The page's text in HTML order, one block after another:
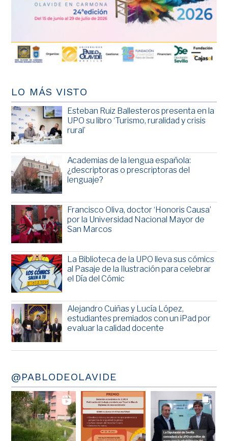
LO MÁS VISTO
Esteban Ruiz Ballesteros presenta en la
UPO su libro ‘Turismo, ruralidad y crisis
rural’
Academias de la lengua española:
¿descriptoras o prescriptoras del
lenguaje?
Francisco Oliva, doctor ‘Honoris Causa’
por la Universidad Nacional Mayor de
San Marcos
La Biblioteca de la UPO lleva sus cómics
al Pasaje de la Ilustración para celebrar
el Día del Cómic
Alejandro Cuiñas y Lucía López,
estudiantes premiados con un iPad por
evaluar la calidad docente
@PABLODEOLAVIDE